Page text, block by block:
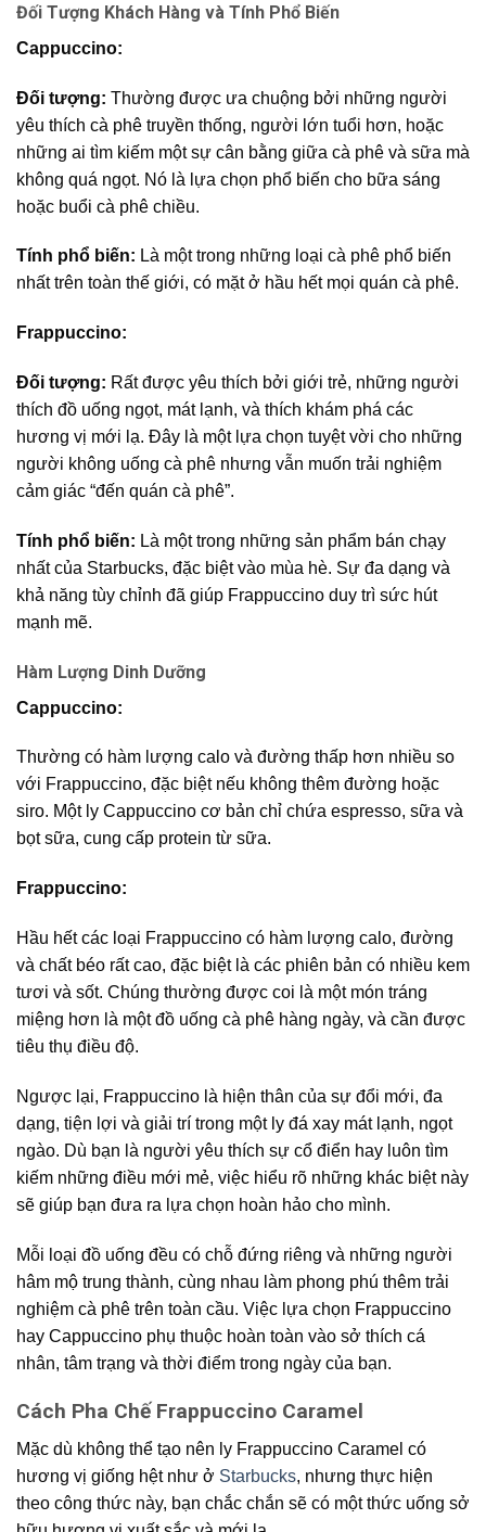
Đối Tượng Khách Hàng và Tính Phổ Biến
Cappuccino:
Đối tượng: Thường được ưa chuộng bởi những người
yêu thích cà phê truyền thống, người lớn tuổi hơn, hoặc
những ai tìm kiếm một sự cân bằng giữa cà phê và sữa mà
không quá ngọt. Nó là lựa chọn phổ biến cho bữa sáng
hoặc buổi cà phê chiều.
Tính phổ biến: Là một trong những loại cà phê phổ biến
nhất trên toàn thế giới, có mặt ở hầu hết mọi quán cà phê.
Frappuccino:
Đối tượng: Rất được yêu thích bởi giới trẻ, những người
thích đồ uống ngọt, mát lạnh, và thích khám phá các
hương vị mới lạ. Đây là một lựa chọn tuyệt vời cho những
người không uống cà phê nhưng vẫn muốn trải nghiệm
cảm giác “đến quán cà phê”.
Tính phổ biến: Là một trong những sản phẩm bán chạy
nhất của Starbucks, đặc biệt vào mùa hè. Sự đa dạng và
khả năng tùy chỉnh đã giúp Frappuccino duy trì sức hút
mạnh mẽ.
Hàm Lượng Dinh Dưỡng
Cappuccino:
Thường có hàm lượng calo và đường thấp hơn nhiều so
với Frappuccino, đặc biệt nếu không thêm đường hoặc
siro. Một ly Cappuccino cơ bản chỉ chứa espresso, sữa và
bọt sữa, cung cấp protein từ sữa.
Frappuccino:
Hầu hết các loại Frappuccino có hàm lượng calo, đường
và chất béo rất cao, đặc biệt là các phiên bản có nhiều kem
tươi và sốt. Chúng thường được coi là một món tráng
miệng hơn là một đồ uống cà phê hàng ngày, và cần được
tiêu thụ điều độ.
Ngược lại, Frappuccino là hiện thân của sự đổi mới, đa
dạng, tiện lợi và giải trí trong một ly đá xay mát lạnh, ngọt
ngào. Dù bạn là người yêu thích sự cổ điển hay luôn tìm
kiếm những điều mới mẻ, việc hiểu rõ những khác biệt này
sẽ giúp bạn đưa ra lựa chọn hoàn hảo cho mình.
Mỗi loại đồ uống đều có chỗ đứng riêng và những người
hâm mộ trung thành, cùng nhau làm phong phú thêm trải
nghiệm cà phê trên toàn cầu. Việc lựa chọn Frappuccino
hay Cappuccino phụ thuộc hoàn toàn vào sở thích cá
nhân, tâm trạng và thời điểm trong ngày của bạn.
Cách Pha Chế Frappuccino Caramel
Mặc dù không thể tạo nên ly Frappuccino Caramel có
hương vị giống hệt như ở Starbucks, nhưng thực hiện
theo công thức này, bạn chắc chắn sẽ có một thức uống sở